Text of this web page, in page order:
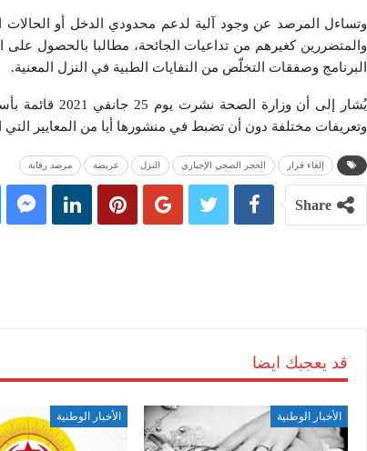
وتساءل المرصد عن وجود آلیة لدعم محدودي الدخل أو الحالات
والمتضررین كغیرھم من تداعیات الجائحة، مطالبا بالحصول
البرنامج وصفقات التخلّص من النفایات الطبیة في النزل المعنیة.
یُشار إلى أن
وتعریفات مختلفة دون أن تضبط في منشورھا أیا من المعاییر التي
إلغاء قرار الحجر الصحي الإجباري النزل عريضة مرصد رقابة
Share
قد يعجبك ايضا
الأخبار الوطنية الأخبار الوطنية